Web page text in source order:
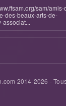
sam/amis-
des-beaux-arts-de-
associat...
2014-2026 -